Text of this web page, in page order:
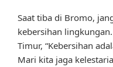
Saat tiba di Bromo,
kebersihan
Timur, “Kebersihan
Mari kita jaga